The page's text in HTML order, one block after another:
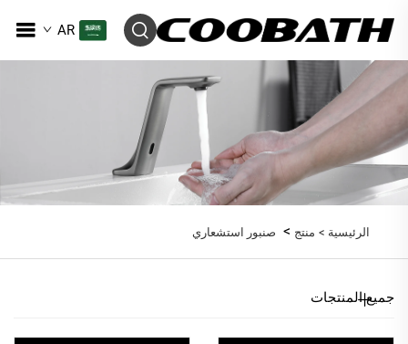
AR
الرئيسية > منتج > صنبور استشعاري
جميع المنتجات